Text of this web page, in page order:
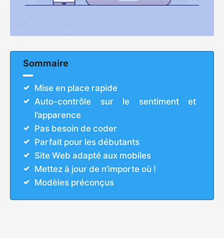
Sommaire
Mise en place rapide
Auto-contrôle sur le sentiment et
l’apparence
Pas besoin de coder
Parfait pour les débutants
Site Web adapté aux mobiles
Mettez à jour de n’importe où !
Modèles préconçus